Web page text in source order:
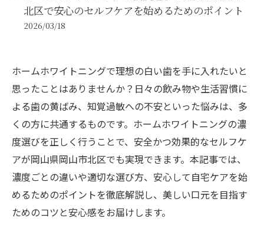
北区で安心のセルフケアを始めるためのポイント
2026/03/18
ホームホワイトニングで理想の白い歯を手に入れたいと
思ったことはありませんか？日々の飲み物や生活習慣に
よる歯の黄ばみ、知覚過敏への不安といった悩みは、多
くの方に共通するものです。ホームホワイトニングの濃
度選びを正しく行うことで、安全かつ効果的なセルフケ
アが岡山県岡山市北区でも実現できます。本記事では、
濃度ごとの違いや適切な選び方、安心して自宅ケアを始
めるためのポイントを徹底解説し、美しい口元を目指す
ためのコツと安心感をお届けします。